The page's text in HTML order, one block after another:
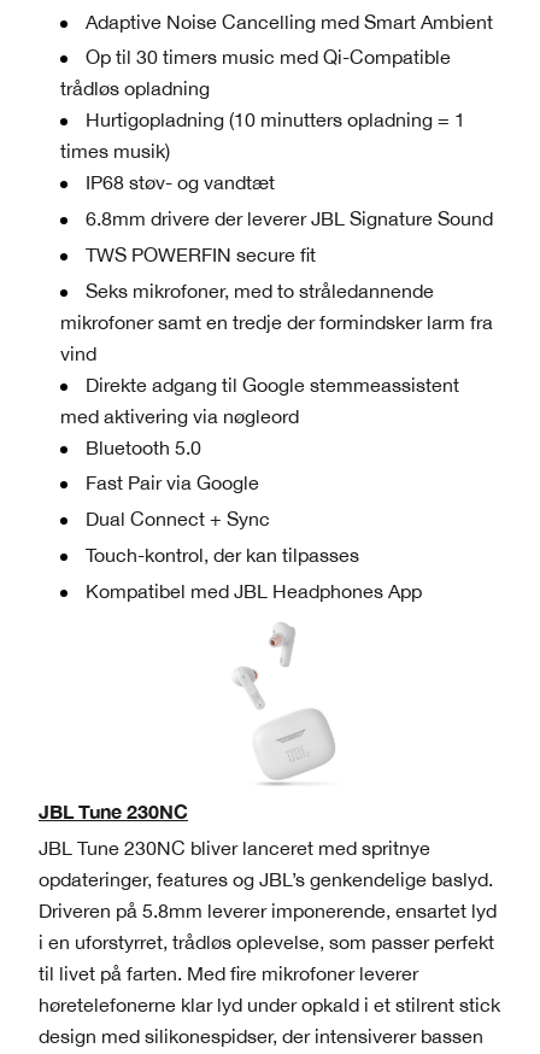
Adaptive Noise Cancelling med Smart Ambient
Op til 30 timers music med Qi-Compatible
trådløs opladning
Hurtigopladning (10 minutters opladning = 1
times musik)
IP68 støv- og vandtæt
6.8mm drivere der leverer JBL Signature Sound
TWS POWERFIN secure fit
Seks mikrofoner, med to stråledannende
mikrofoner samt en tredje der formindsker larm fra
vind
Direkte adgang til Google stemmeassistent
med aktivering via nøgleord
Bluetooth 5.0
Fast Pair via Google
Dual Connect + Sync
Touch-kontrol, der kan tilpasses
Kompatibel med JBL Headphones App
JBL Tune 230NC
JBL Tune 230NC bliver lanceret med spritnye
opdateringer, features og JBL’s genkendelige baslyd.
Driveren på 5.8mm leverer imponerende, ensartet lyd
i en uforstyrret, trådløs oplevelse, som passer perfekt
til livet på farten. Med fire mikrofoner leverer
høretelefonerne klar lyd under opkald i et stilrent stick
design med silikonespidser, der intensiverer bassen